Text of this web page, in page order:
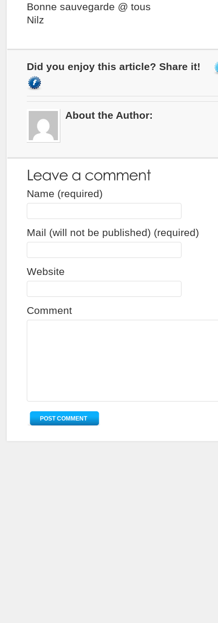
Bonne sauvegarde @ tous
Nilz
Did you enjoy this article? Share it!
About the Author:
Name (required)
Mail (will not be published) (required)
Website
Comment